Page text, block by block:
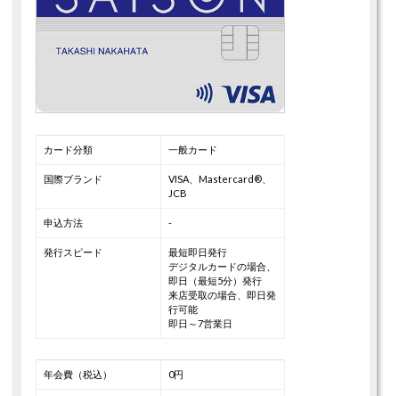
カード分類 一般カード
国際ブランド
VISA、Mastercard®、
JCB
申込方法 -
発行スピード
最短即日発行
デジタルカードの場合、
即日（最短5分）発行
来店受取の場合、即日発
行可能
即日～7営業日
年会費（税込） 0円